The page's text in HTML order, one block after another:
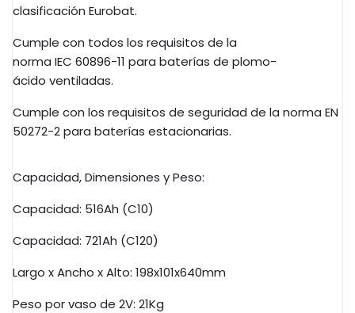
clasificación Eurobat.
Cumple con todos los requisitos de la
norma IEC 60896-11 para baterías de plomo-
ácido ventiladas.
Cumple con los requisitos de seguridad de la norma EN
50272-2 para baterías estacionarias.
Capacidad, Dimensiones y Peso:
Capacidad: 516Ah (C10)
Capacidad: 721Ah (C120)
Largo x Ancho x Alto: 198x101x640mm
Peso por vaso de 2V: 21Kg